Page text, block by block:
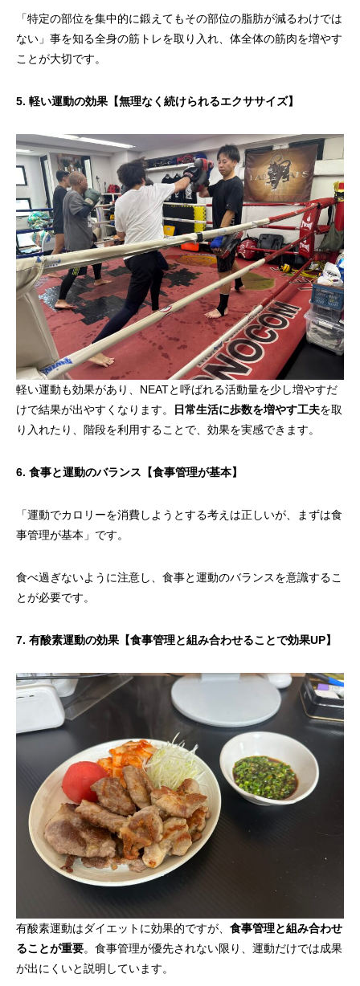
「特定の部位を集中的に鍛えてもその部位の脂肪が減るわけでは
ない」事を知る全身の筋トレを取り入れ、体全体の筋肉を増やす
ことが大切です。
5. 軽い運動の効果【無理なく続けられるエクササイズ】
軽い運動も効果があり、NEATと呼ばれる活動量を少し増やすだ
けで結果が出やすくなります。
日常生活に歩数を増やす工夫を取
り入れたり、階段を利用することで、効果を実感できます。
6. 食事と運動のバランス【食事管理が基本】
「運動でカロリーを消費しようとする考えは正しいが、まずは食
事管理が基本」です。
食べ過ぎないように注意し、食事と運動のバランスを意識するこ
とが必要です。
7. 有酸素運動の効果【食事管理と組み合わせることで効果UP】
有酸素運動はダイエットに効果的ですが、 食事管理と組み合わせ
ることが重要。食事管理が優先されない限り、運動だけでは成果
が出にくいと説明しています。